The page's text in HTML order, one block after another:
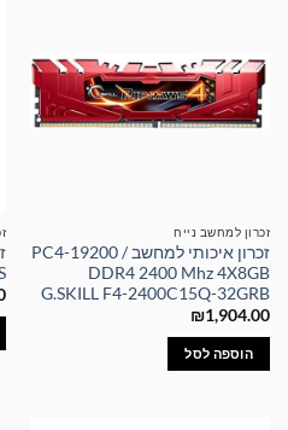
זכרון למחשב נייח
זכרון איכותי למחשב PC4-19200 /
DDR4 2400 Mhz 4X8GB
G.SKILL F4-2400C15Q-32GRB
₪1,904.00
הוספה לסל